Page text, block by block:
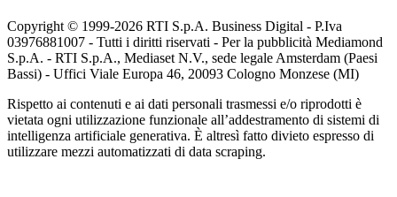
Copyright © 1999-2026 RTI S.p.A. Business Digital - P.Iva
03976881007 - Tutti i diritti riservati - Per la pubblicità Mediamond
S.p.A. - RTI S.p.A., Mediaset N.V., sede legale Amsterdam (Paesi
Bassi) - Uffici Viale Europa 46, 20093 Cologno Monzese (MI)
Rispetto ai contenuti e ai dati personali trasmessi e/o riprodotti è
vietata ogni utilizzazione funzionale all’addestramento di sistemi di
intelligenza artificiale generativa. È altresì fatto divieto espresso di
utilizzare mezzi automatizzati di data scraping.